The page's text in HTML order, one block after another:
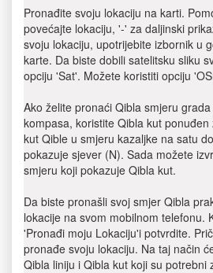
Pronađite svoju lokaciju na karti.
povećajte lokaciju, '-' za daljinski
svoju lokaciju, upotrijebite izbornik u
karte. Da biste dobili satelitsku sliku
opciju 'Sat'. Možete koristiti opciju
Ako želite pronaći Qibla smjeru grada
kompasa, koristite Qibla kut
kut Qible u smjeru kazaljke na satu
pokazuje sjever (N). Sada možete
smjeru koji pokazuje Qibla kut.
Da biste pronašli svoj smjer Qibla
lokacije na svom mobilnom telefonu.
'Pronađi moju Lokaciju'i potvrdite.
pronađe svoju lokaciju. Na taj način
Qibla liniju i Qibla kut koji su potrebni